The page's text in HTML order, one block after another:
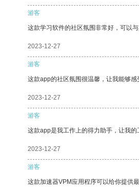
游客
这款学习软件的社区氛围非常好，可以
2023-12-27
游客
这款app的社区氛围很温馨，让我能够感
2023-12-27
游客
这款app是我工作上的得力助手，让我的
2023-12-27
游客
这款加速器VPM应用程序可以给你提供